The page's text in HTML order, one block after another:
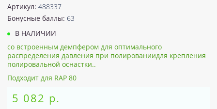
Артикул: 488337
Бонусные баллы: 63
В НАЛИЧИИ
со встроенным демпфером для оптимального
распределения давления при полированиидля крепления
полировальной оснастки..
Подходит для RAP 80
5 082 р.